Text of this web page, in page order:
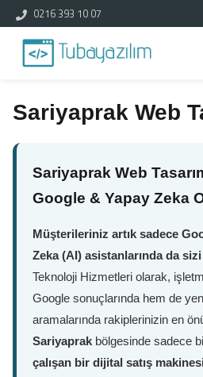
0216 393 10 07
Sariyaprak Web
Sariyaprak Web
Google & Yapay Zeka
Müşterileriniz artık sadece
Zeka (AI) asistanlarında da sizi
Teknoloji Hizmetleri olarak,
Google sonuçlarında hem de
aramalarında rakiplerinizin en
Sariyaprak bölgesinde sadece
çalışan bir dijital satış makinesi